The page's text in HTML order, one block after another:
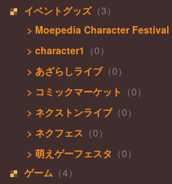
イベントグッズ（3）
> Moepedia Character Festival
> character1 （0）
> あざらしライブ（0）
> コミックマーケット （0）
> ネクストンライブ（0）
> ネクフェス （0）
> 萌えゲーフェスタ （0）
ゲーム （4）